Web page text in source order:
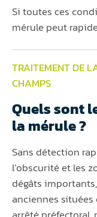
Si toutes ces
mérule peut
TRAITEMENT DE
CHAMPS
Quels sont
la mérule ?
Sans détection
l’obscurité et les
dégâts
anciennes